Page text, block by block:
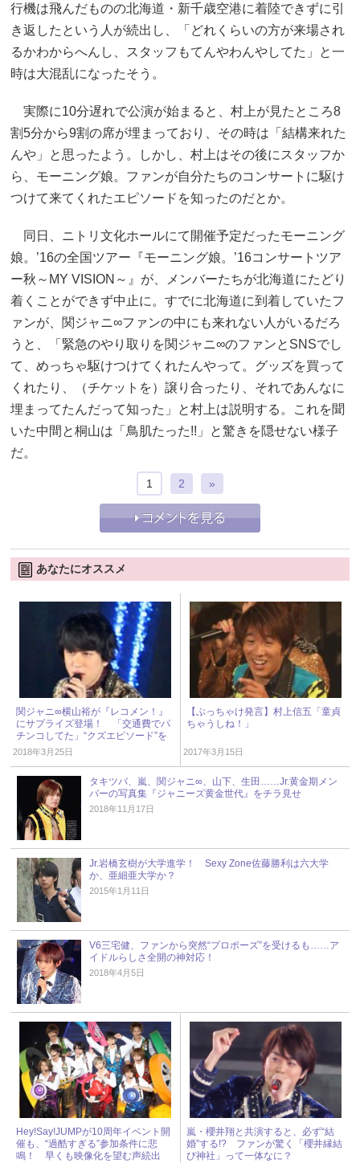
行機は飛んだものの北海道・新千歳空港に着陸できずに引
き返したという人が続出し、「どれくらいの方が来場され
るかわからへんし、スタッフもてんやわんやしてた」と一
時は大混乱になったそう。
実際に10分遅れで公演が始まると、村上が見たところ8
割5分から9割の席が埋まっており、その時は「結構来れた
んや」と思ったよう。しかし、村上はその後にスタッフか
ら、モーニング娘。ファンが自分たちのコンサートに駆け
つけて来てくれたエピソードを知ったのだとか。
同日、ニトリ文化ホールにて開催予定だったモーニング
娘。’16の全国ツアー『モーニング娘。’16コンサートツア
ー秋～MY VISION～』が、メンバーたちが北海道にたどり
着くことができず中止に。すでに北海道に到着していたフ
ァンが、関ジャニ∞ファンの中にも来れない人がいるだろ
うと、「緊急のやり取りを関ジャニ∞のファンとSNSでし
て、めっちゃ駆けつけてくれたんやって。グッズを買って
くれたり、（チケットを）譲り合ったり、それであんなに
埋まってたんだって知った」と村上は説明する。これを聞
いた中間と桐山は「鳥肌たった!!」と驚きを隠せない様子
だ。
1 2 »
あなたにオススメ
関ジャニ∞横山裕が『レコメン！』
にサプライズ登場！ 「交通費でパ
チンコしてた」“クズエピソード”を
披露
2018年3月25日
【ぶっちゃけ発言】村上信五「童貞
ちゃうしね！」
2017年3月15日
タキツバ、嵐、関ジャニ∞、山下、生田……Jr.黄金期メン
バーの写真集『ジャニーズ黄金世代』をチラ見せ
2018年11月17日
Jr.岩橋玄樹が大学進学！ Sexy Zone佐藤勝利は六大学
か、亜細亜大学か？
2015年1月11日
V6三宅健、ファンから突然“プロポーズ”を受けるも……ア
イドルらしさ全開の神対応！
2018年4月5日
Hey!Say!JUMPが10周年イベント開
催も、“過酷すぎる”参加条件に悲
鳴！ 早くも映像化を望む声続出
嵐・櫻井翔と共演すると、必ず“結
婚”する!? ファンが驚く「櫻井縁結
び神社」って一体なに？